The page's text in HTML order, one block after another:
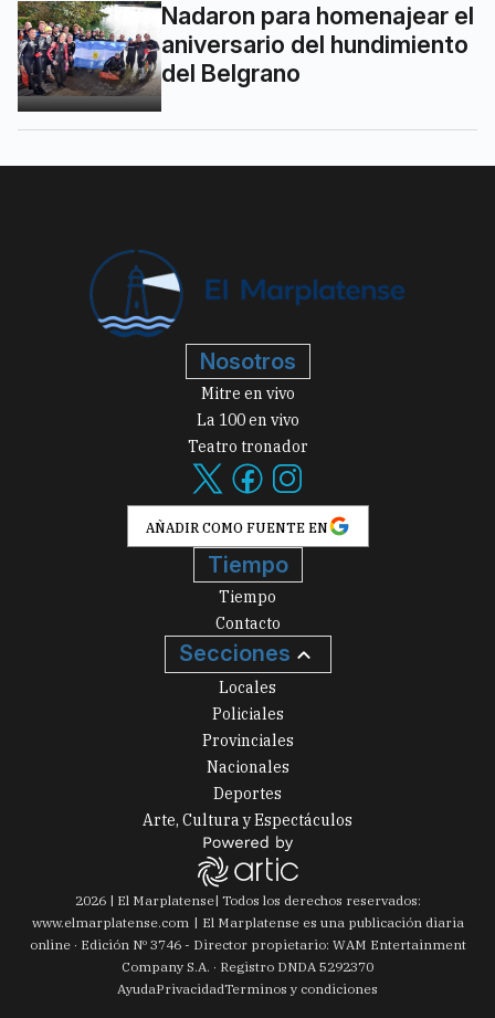
Nadaron para homenajear el
aniversario del hundimiento
del Belgrano
Nosotros
Mitre en vivo
La 100 en vivo
Teatro tronador
AÑADIR COMO FUENTE EN
Tiempo
Tiempo
Contacto
Secciones
Locales
Policiales
Provinciales
Nacionales
Deportes
Arte, Cultura y Espectáculos
2026| El Marplatense| Todos los derechos reservados:
www.elmarplatense.com
El Marplatense es una publicación diaria
online · Edición Nº 3746- Director propietario: WAM Entertainment
Company S.A. · Registro DNDA 5292370
AyudaPrivacidadTerminos y condiciones